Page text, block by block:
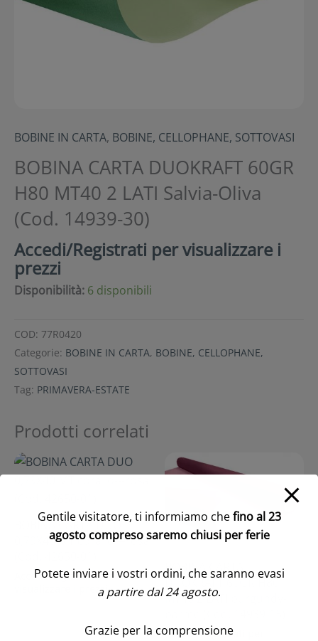
BOBINE IN CARTA, BOBINE, CELLOPHANE, SOTTOVASI
BOBINA CARTA DUOKRAFT 60GR
H80 MT40 2 LATI Salvia-Oliva
(Cod. 14939-30)
Accedi/Registrati per visualizzare i
prezzi
Disponibilità: 6 disponibili
COD: 77R0420
Categorie: BOBINE IN CARTA, BOBINE, CELLOPHANE,
SOTTOVASI
Tag: PRIMAVERA-ESTATE
Prodotti correlati
BOBINA CARTA DUO
0,79X40 MT corallo—rosa
Accedi/Registrati per
visualizzare i prezzi
BOBINA CARTA
DUOKRAFT 60GR H80
MT40 2 LATI burgundy-
Accedi/Registrati per
Gentile visitatore, ti informiamo chefino al 23
agosto compreso saremo chiusi per ferie
Potete inviare i vostri ordini, che saranno evasi
a partire dal 24 agosto.
Grazie per la comprensione